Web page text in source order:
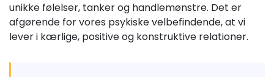
unikke følelser, tanker og handlemønstre. Det er
afgørende for vores psykiske velbefindende, at vi
lever i kærlige, positive og konstruktive relationer.